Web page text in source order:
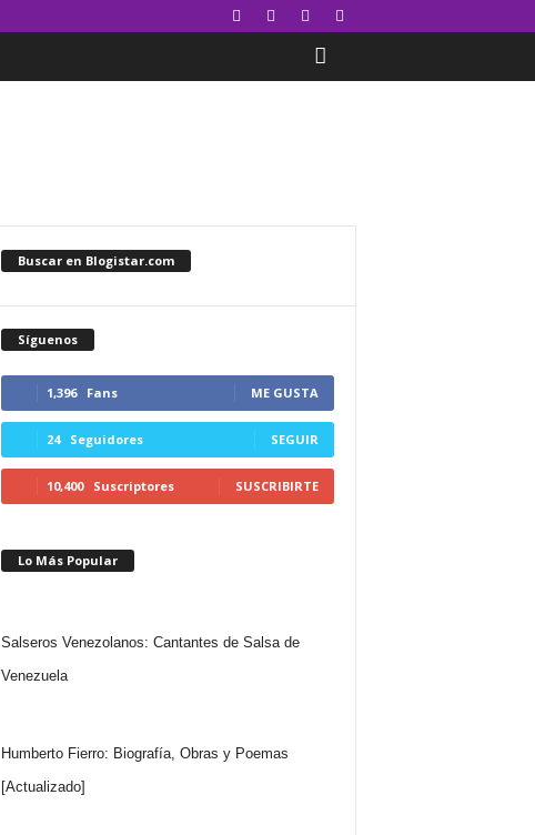
Buscar en Blogistar.com
Síguenos
1,396 Fans ME GUSTA
24 Seguidores SEGUIR
10,400 Suscriptores SUSCRIBIRTE
Lo Más Popular
Salseros Venezolanos: Cantantes de Salsa de
Venezuela
Humberto Fierro: Biografía, Obras y Poemas
[Actualizado]